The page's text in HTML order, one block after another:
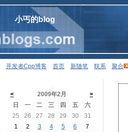
小丐的blog
开发者Cpp博客 首页 新随笔 联系 聚合
< 2009年2月
>
日
一 二 三 四 五
六
25
26 27 28 29 30
31
1
2 3 4 5 6
7